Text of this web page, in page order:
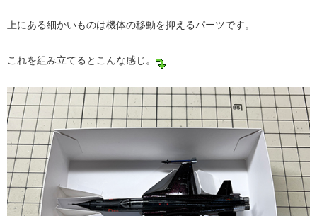
上にある細かいものは機体の移動を抑えるパーツです。
これを組み立てるとこんな感じ。